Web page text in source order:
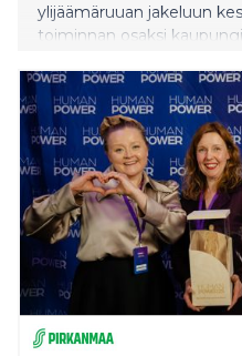
ylijäämäruuan jakeluun
toiminnan osaksi
hyödyntämisessä sekä
edistämisessä.